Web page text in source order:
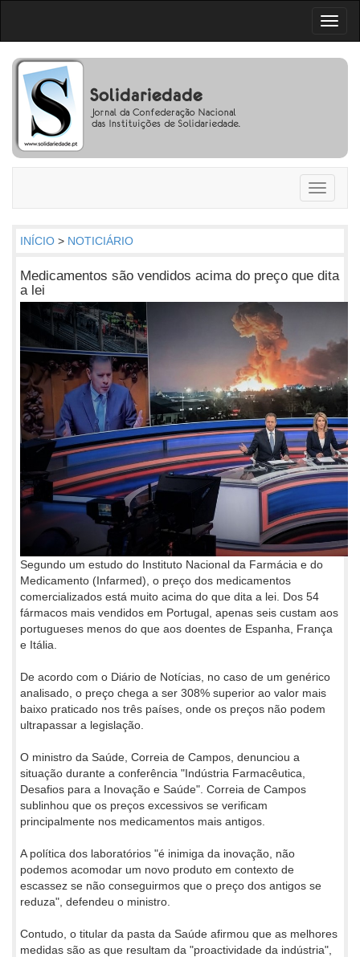
Toggle
INÍCIO > NOTICIÁRIO
Medicamentos são vendidos acima do preço que dita
a lei
Segundo um estudo do Instituto Nacional da Farmácia e do
Medicamento (Infarmed), o preço dos medicamentos
comercializados está muito acima do que dita a lei. Dos 54
fármacos mais vendidos em Portugal, apenas seis custam aos
portugueses menos do que aos doentes de Espanha, França
e Itália.
De acordo com o Diário de Notícias, no caso de um genérico
analisado, o preço chega a ser 308% superior ao valor mais
baixo praticado nos três países, onde os preços não podem
ultrapassar a legislação.
O ministro da Saúde, Correia de Campos, denunciou a
situação durante a conferência "Indústria Farmacêutica,
Desafios para a Inovação e Saúde". Correia de Campos
sublinhou que os preços excessivos se verificam
principalmente nos medicamentos mais antigos.
A política dos laboratórios "é inimiga da inovação, não
podemos acomodar um novo produto em contexto de
escassez se não conseguirmos que o preço dos antigos se
reduza", defendeu o ministro.
Contudo, o titular da pasta da Saúde afirmou que as melhores
medidas são as que resultam da "proactividade da indústria",